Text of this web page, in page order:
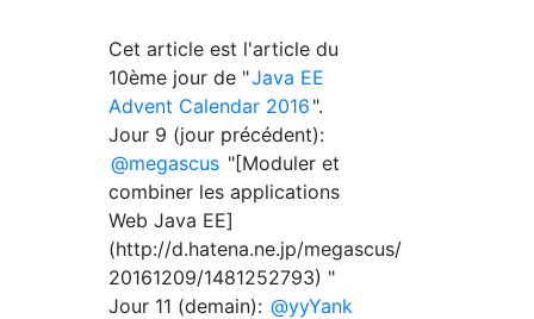
Cet article est l'article du
10ème jour de "Java EE
Advent Calendar 2016 ".
Jour 9 (jour précédent):
@megascus "[Moduler et
combiner les applications
Web Java EE]
(http://d.hatena.ne.jp/megascus/
20161209/1481252793) "
Jour 11 (demain): @yyYank